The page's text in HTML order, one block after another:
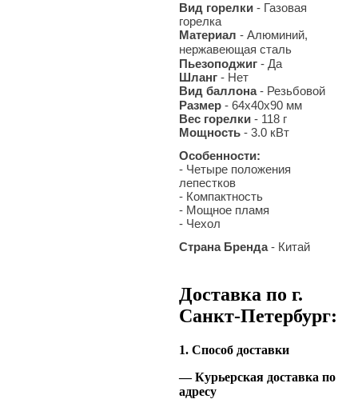
Вид горелки - Газовая
горелка
Материал - Алюминий,
нержавеющая сталь
Пьезоподжиг - Да
Шланг - Нет
Вид баллона- Резьбовой
Размер - 64х40х90 мм
Вес горелки - 118 г
Мощность - 3.0 кВт
Особенности:
- Четыре положения
лепестков
- Компактность
- Мощное пламя
- Чехол
Страна Бренда- Китай
Доставка по г.
Санкт-Петербург:
1. Способ доставки
— Курьерская доставка по
адресу